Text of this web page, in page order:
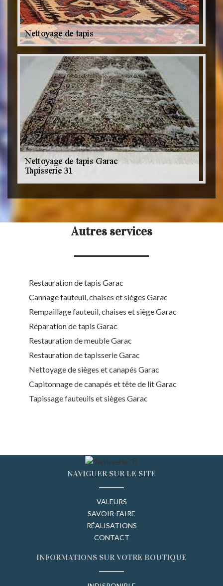
Autres services
Restauration de tapis Garac
Cannage fauteuil, chaises et sièges Garac
Rempaillage fauteuil, chaises et siège Garac
Réparation de tapis Garac
Restauration de meuble Garac
Restauration de tapisserie Garac
Nettoyage de sièges et canapés Garac
Capitonnage de canapés et tête de lit Garac
Tapissage fauteuils et sièges Garac
NAVIGUER SUR LE SITE
VALEURS
SAVOIR-FAIRE
RÉALISATIONS
CONTACT
INFORMATIONS SUR VOTRE BOUTIQUE